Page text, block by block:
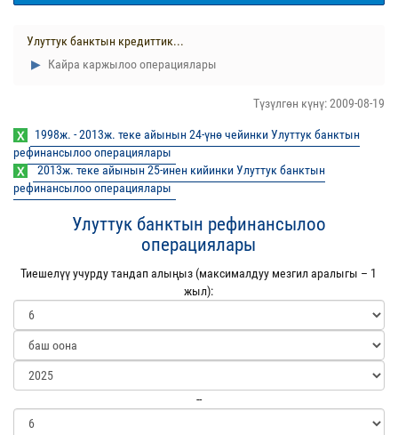
Улуттук банктын кредиттик...
Кайра каржылоо операциялары
Түзүлгөн күнү: 2009-08-19
1998ж. - 2013ж. теке айынын 24-үнө чейинки Улуттук банктын
рефинансылоо операциялары
2013ж. теке айынын 25-инен кийинки Улуттук банктын
рефинансылоо операциялары
Улуттук банктын рефинансылоо
операциялары
Тиешелүү учурду тандап алыңыз (максималдуу мезгил аралыгы – 1
жыл):
--